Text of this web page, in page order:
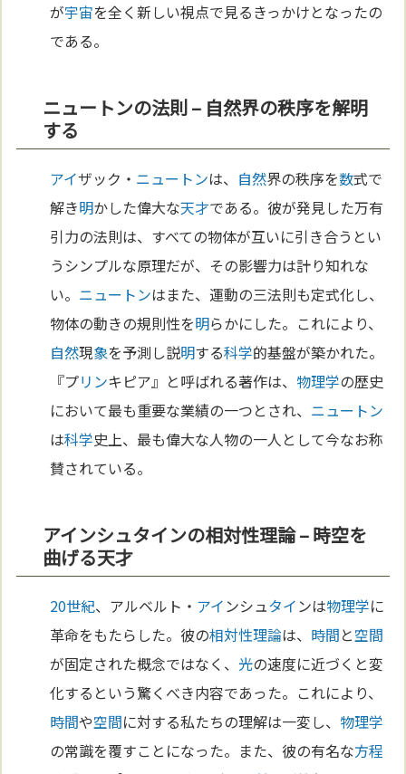
が宇宙を全く新しい視点で見るきっかけとなったの
である。
ニュートンの法則 – 自然界の秩序を解明
する
アイザック・ ニュートンは、 自然界の秩序を数式で
解き明かした偉大な天才である。彼が発見した万有
引力の法則は、すべての物体が互いに引き合うとい
うシンプルな原理だが、その影響力は計り知れな
い。 ニュートンはまた、運動の三法則も定式化し、
物体の動きの規則性を明らかにした。これにより、
自然現象を予測し説明する科学的基盤が築かれた。
『プリンキピア』と呼ばれる著作は、 物理学の歴史
において最も重要な業績の一つとされ、 ニュートン
は科学史上、最も偉大な人物の一人として今なお称
賛されている。
アインシュタインの相対性理論 – 時空を
曲げる天才
20世紀、アルベルト・ アインシュタインは物理学に
革命をもたらした。彼の相対性理論は、 時間と空間
が固定された概念ではなく、 光の速度に近づくと変
化するという驚くべき内容であった。これにより、
時間や空間に対する私たちの理解は一変し、 物理学
の常識を覆すことになった。また、彼の有名な方程